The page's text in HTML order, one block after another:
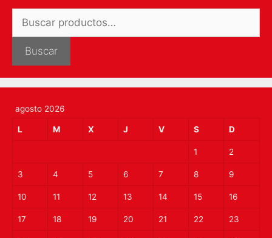
por:
Buscar
agosto 2026
L M X J V S D
1 2
3 4 5 6 7 8 9
10 11 12 13 14 15 16
17 18 19 20 21 22 23